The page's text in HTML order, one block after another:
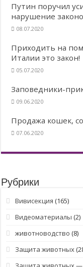
Путин поручил
нарушение
08.07.2020
Приходить на
Италии это закон!
05.07.2020
Заповедники-
09.06.2020
Продажа кошек,
07.06.2020
Рубрики
Вивисекция (165)
Видеоматериалы (2)
животноводство (8)
Защита животных